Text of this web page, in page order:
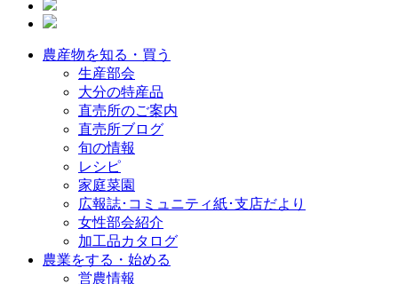
農産物を知る・買う
生産部会
大分の特産品
直売所のご案内
直売所ブログ
旬の情報
レシピ
家庭菜園
広報誌･コミュニティ紙･支店だより
女性部会紹介
加工品カタログ
農業をする・始める
営農情報